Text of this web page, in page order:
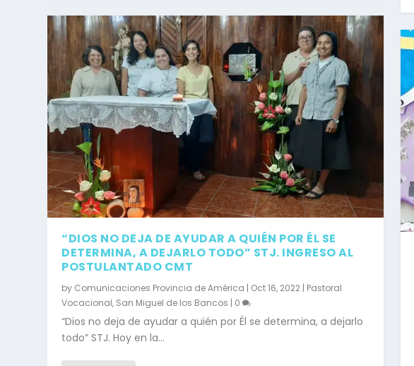
“DIOS NO DEJA DE AYUDAR A QUIÉN POR ÉL SE
DETERMINA, A DEJARLO TODO” STJ. INGRESO AL
POSTULANTADO CMT
by Comunicaciones Provincia de América | Oct 16, 2022 | Pastoral
Vocacional, San Miguel de los Bancos | 0
“Dios no deja de ayudar a quién por Él se determina, a dejarlo
todo” STJ. Hoy en la...